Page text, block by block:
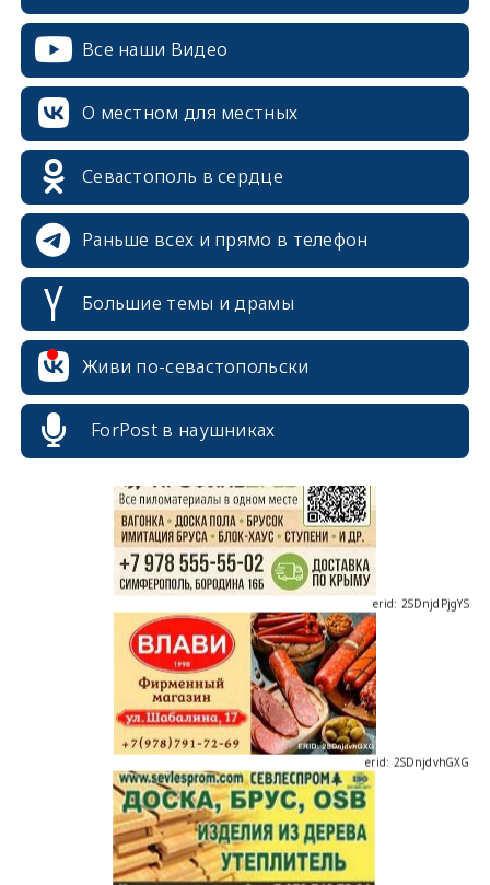
Все наши Видео
О местном для местных
Севастополь в сердце
Раньше всех и прямо в телефон
Большие темы и драмы
Живи по-севастопольски
ForPost в наушниках
erid: 2SDnjdPjgYS
erid: 2SDnjdvhGXG